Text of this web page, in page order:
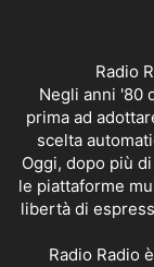
Radio
Negli anni '80
prima ad
scelta
Oggi, dopo più
le piattaforme
libertà di
Radio Radio